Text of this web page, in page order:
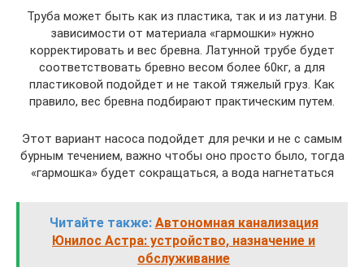
Труба может быть как из пластика, так и из латуни. В
зависимости от материала «гармошки» нужно
корректировать и вес бревна. Латунной трубе будет
соответствовать бревно весом более 60кг, а для
пластиковой подойдет и не такой тяжелый груз. Как
правило, вес бревна подбирают практическим путем.
Этот вариант насоса подойдет для речки и не с самым
бурным течением, важно чтобы оно просто было, тогда
«гармошка» будет сокращаться, а вода нагнетаться
Читайте также: Автономная канализация
Юнилос Астра: устройство, назначение и
обслуживание